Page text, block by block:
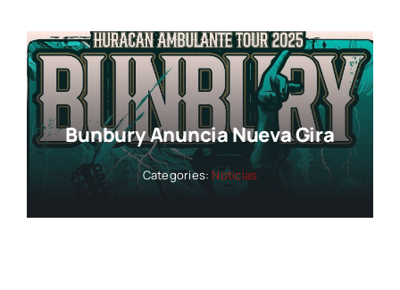
Bunbury Anuncia Nueva Gira
Categories: Noticias